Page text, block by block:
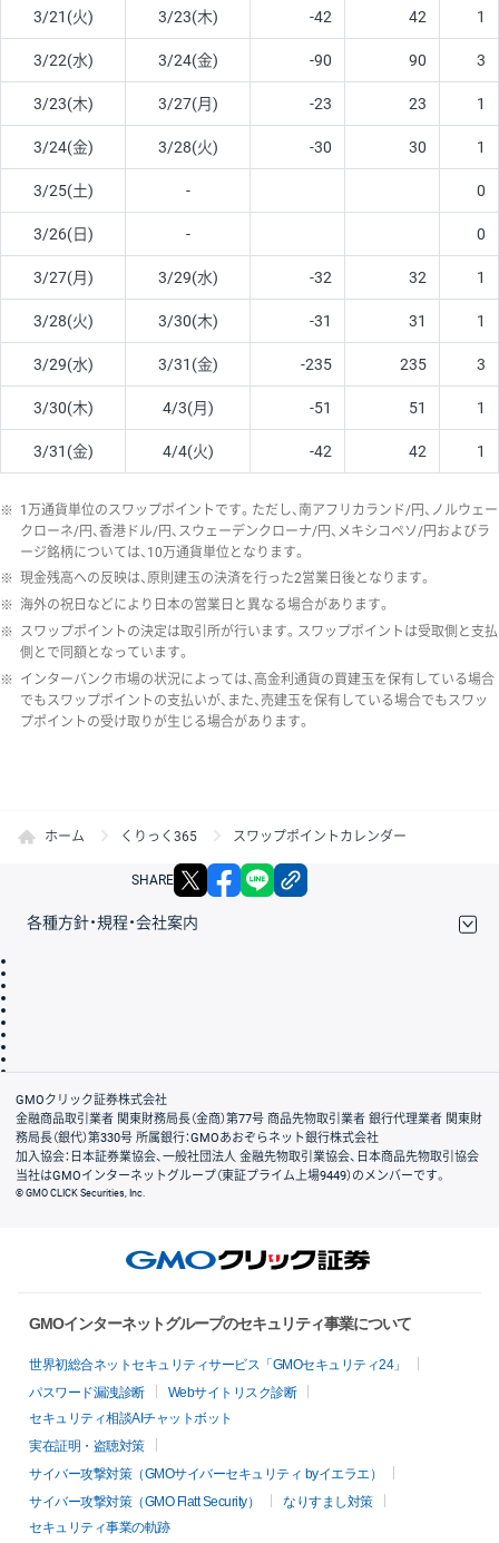
3/21(火) 3/23(木) -42 42 1
3/22(水) 3/24(金) -90 90 3
3/23(木) 3/27(月) -23 23 1
3/24(金) 3/28(火) -30 30 1
3/25(土) - 0
3/26(日) - 0
3/27(月) 3/29(水) -32 32 1
3/28(火) 3/30(木) -31 31 1
3/29(水) 3/31(金) -235 235 3
3/30(木) 4/3(月) -51 51 1
3/31(金) 4/4(火) -42 42 1
※ 1万通貨単位のスワップポイントです。ただし、南アフリカランド/円、ノルウェー
クローネ/円、香港ドル/円、スウェーデンクローナ/円、メキシコペソ/円およびラ
ージ銘柄については、10万通貨単位となります。
※ 現金残高への反映は、原則建玉の決済を行った2営業日後となります。
※ 海外の祝日などにより日本の営業日と異なる場合があります。
※ スワップポイントの決定は取引所が行います。スワップポイントは受取側と支払
側とで同額となっています。
※ インターバンク市場の状況によっては、高金利通貨の買建玉を保有している場合
でもスワップポイントの支払いが、また、売建玉を保有している場合でもスワッ
プポイントの受け取りが生じる場合があります。
ホーム くりっく365 スワップポイントカレンダー
SHARE X facebook
各種方針・規程・会社案内
会社案内
GMOクリック証券株式会社
金融商品取引業者 関東財務局長（金商）第77号 商品先物取引業者 銀行代理業者 関東財
務局長（銀代）第330号 所属銀行：GMOあおぞらネット銀行株式会社
加入協会：日本証券業協会、一般社団法人 金融先物取引業協会、日本商品先物取引協会
当社はGMOインターネットグループ（東証プライム上場9449）のメンバーです。
© GMO CLICK Securities, Inc.
GMOインターネットグループのセキュリティ事業について
世界初総合ネットセキュリティサービス「GMOセキュリティ24」
パスワード漏洩診断
Webサイトリスク診断
セキュリティ相談AIチャットボット
実在証明・盗聴対策
サイバー攻撃対策（GMOサイバーセキュリティ byイエラエ）
サイバー攻撃対策（GMO Flatt Security）
なりすまし対策
セキュリティ事業の軌跡